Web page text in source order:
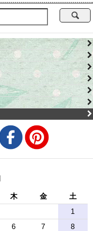
木 金
土
1
6 7
8